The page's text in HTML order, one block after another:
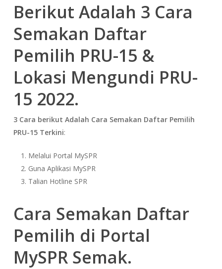
Berikut Adalah 3 Cara
Semakan Daftar
Pemilih PRU-15 &
Lokasi Mengundi PRU-
15 2022.
3 Cara berikut Adalah Cara Semakan Daftar Pemilih
PRU-15 Terkini:
Melalui Portal MySPR
Guna Aplikasi MySPR
Talian Hotline SPR
Cara Semakan Daftar
Pemilih di Portal
MySPR Semak.